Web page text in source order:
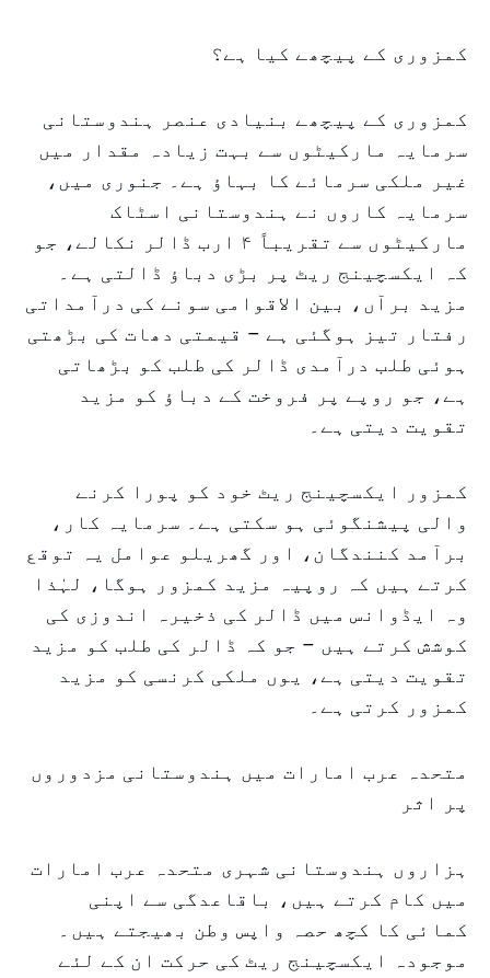
کمزوری کے پیچھے کیا ہے؟
کمزوری کے پیچھے بنیادی عنصر ہندوستانی
سرمایہ مارکیٹوں سے بہت زیادہ مقدار میں
غیر ملکی سرمائے کا بہاؤ ہے۔ جنوری میں،
سرمایہ کاروں نے ہندوستانی اسٹاک
مارکیٹوں سے تقریباً ۴ ارب ڈالر نکالے، جو
کہ ایکسچینج ریٹ پر بڑی دباؤ ڈالتی ہے۔
مزید برآں، بین الاقوامی سونے کی درآمداتی
رفتار تیز ہوگئی ہے – قیمتی دھات کی بڑھتی
ہوئی طلب درآمدی ڈالر کی طلب کو بڑھاتی
ہے، جو روپے پر فروخت کے دباؤ کو مزید
تقویت دیتی ہے۔
کمزور ایکسچینج ریٹ خود کو پورا کرنے
والی پیشنگوئی ہو سکتی ہے۔ سرمایہ کار،
برآمد کنندگان، اور گھریلو عوامل یہ توقع
کرتے ہیں کہ روپیہ مزید کمزور ہوگا، لہٰذا
وہ ایڈوانس میں ڈالر کی ذخیرہ اندوزی کی
کوشش کرتے ہیں – جو کہ ڈالر کی طلب کو مزید
تقویت دیتی ہے، یوں ملکی کرنسی کو مزید
کمزور کرتی ہے۔
متحدہ عرب امارات میں ہندوستانی مزدوروں
پر اثر
ہزاروں ہندوستانی شہری متحدہ عرب امارات
میں کام کرتے ہیں، باقاعدگی سے اپنی
کمائی کا کچھ حصہ واپس وطن بھیجتے ہیں۔
موجودہ ایکسچینج ریٹ کی حرکت ان کے لئے